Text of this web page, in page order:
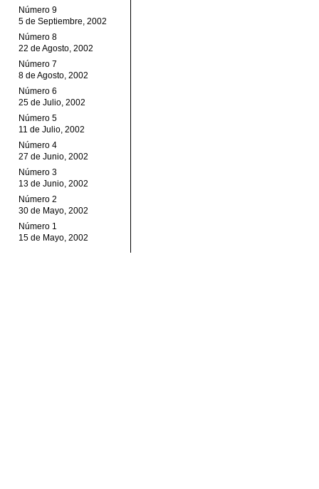
Número 9
5 de Septiembre, 2002
Número 8
22 de Agosto, 2002
Número 7
8 de Agosto, 2002
Número 6
25 de Julio, 2002
Número 5
11 de Julio, 2002
Número 4
27 de Junio, 2002
Número 3
13 de Junio, 2002
Número 2
30 de Mayo, 2002
Número 1
15 de Mayo, 2002